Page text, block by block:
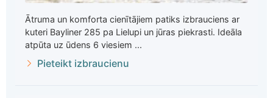
Ātruma un komforta cienītājiem patiks izbrauciens ar
kuteri Bayliner 285 pa Lielupi un jūras piekrasti. Ideāla
atpūta uz ūdens 6 viesiem ...
Pieteikt izbraucienu